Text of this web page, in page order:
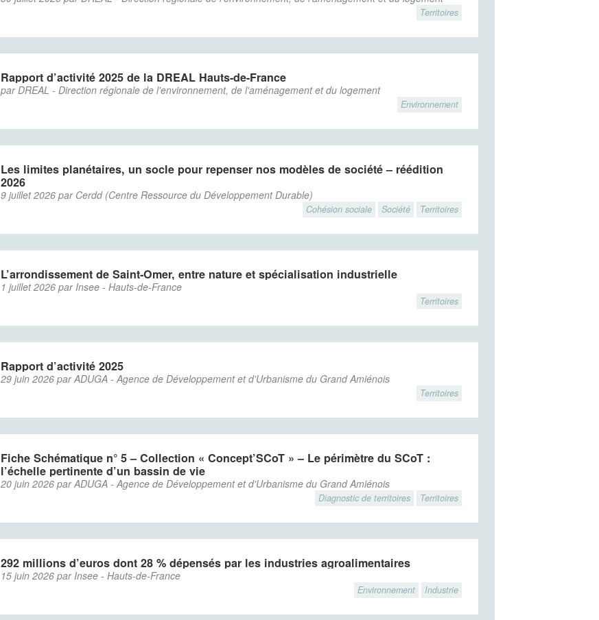
Territoires
Rapport d’activité 2025 de la DREAL Hauts-de-France
par DREAL - Direction régionale de l'environnement, de l'aménagement et du logement
Environnement
Les limites planétaires, un socle pour repenser nos modèles de société – réédition
2026
9 juillet 2026 par Cerdd (Centre Ressource du Développement Durable)
Cohésion sociale Société Territoires
L’arrondissement de Saint‑Omer, entre nature et spécialisation industrielle
1 juillet 2026 par Insee - Hauts-de-France
Territoires
Rapport d’activité 2025
29 juin 2026 par ADUGA - Agence de Développement et d'Urbanisme du Grand Amiénois
Territoires
Fiche Schématique n° 5 – Collection « Concept’SCoT » – Le périmètre du SCoT :
l’échelle pertinente d’un bassin de vie
20 juin 2026 par ADUGA - Agence de Développement et d'Urbanisme du Grand Amiénois
Diagnostic de territoires Territoires
292 millions d’euros dont 28 % dépensés par les industries agroalimentaires
15 juin 2026 par Insee - Hauts-de-France
Environnement Industrie